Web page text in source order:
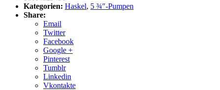
Kategorien: Haskel, 5 ¾″-Pumpen
Share:
Email
Twitter
Facebook
Google +
Pinterest
Tumblr
Linkedin
Vkontakte